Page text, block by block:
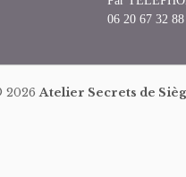
06 20 67 32 88
2026Atelier Secrets de